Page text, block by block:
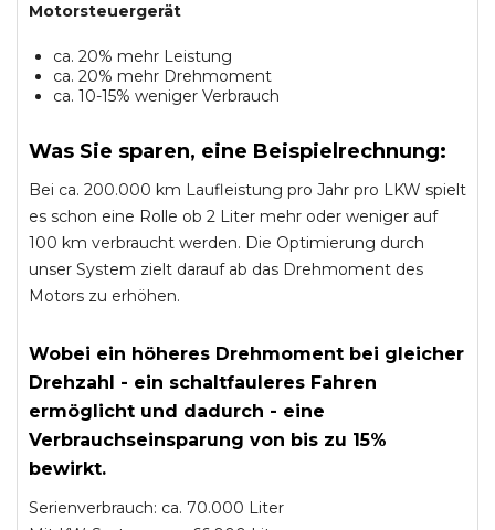
Motorsteuergerät
ca. 20% mehr Leistung
ca. 20% mehr Drehmoment
ca. 10-15% weniger Verbrauch
Was Sie sparen, eine Beispielrechnung:
Bei ca. 200.000 km Laufleistung pro Jahr pro LKW spielt
es schon eine Rolle ob 2 Liter mehr oder weniger auf
100 km verbraucht werden. Die Optimierung durch
unser System zielt darauf ab das Drehmoment des
Motors zu erhöhen.
Wobei ein höheres Drehmoment bei gleicher
Drehzahl - ein schaltfauleres Fahren
ermöglicht und dadurch - eine
Verbrauchseinsparung von bis zu 15%
bewirkt.
Serienverbrauch: ca. 70.000 Liter